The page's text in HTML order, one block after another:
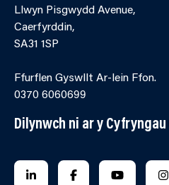
Llwyn Pisgwydd Avenue,
Caerfyrddin,
SA31 1SP
Ffurflen Gyswllt Ar-lein Ffon.
0370 6060699
Dilynwch ni ar y
FOLLOW US ON LINKEDIN
FOLLOW US ON
FOLLOW